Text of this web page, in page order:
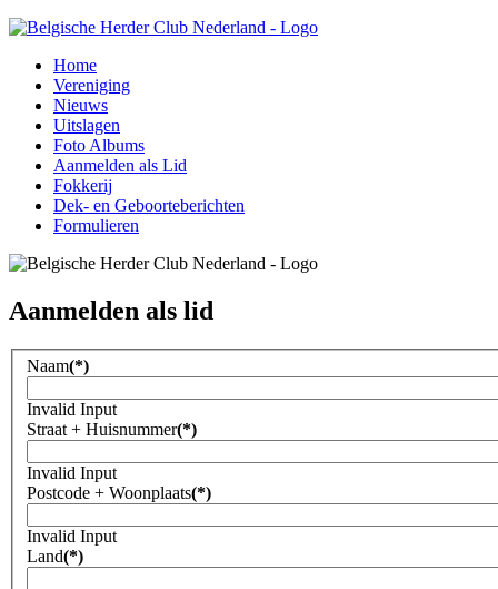
Home
Vereniging
Nieuws
Uitslagen
Foto Albums
Aanmelden als Lid
Fokkerij
Dek- en Geboorteberichten
Formulieren
Aanmelden als lid
Naam(*)
Invalid Input
Straat + Huisnummer(*)
Invalid Input
Postcode + Woonplaats(*)
Invalid Input
Land(*)